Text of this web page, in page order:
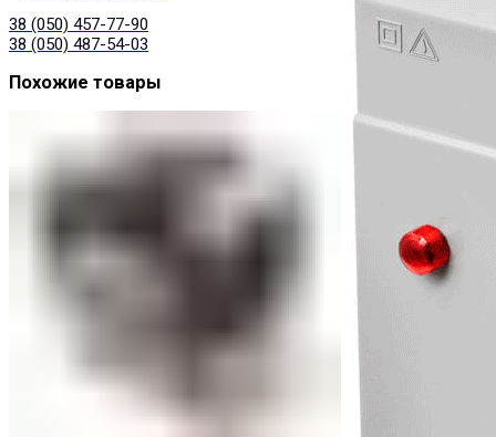
38 (050) 457-77-90
38 (050) 487-54-03
Похожие товары